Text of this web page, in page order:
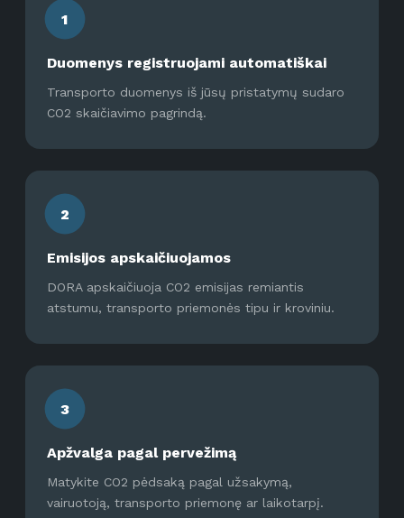
1
Duomenys registruojami automatiškai
Transporto duomenys iš jūsų pristatymų sudaro
CO2 skaičiavimo pagrindą.
2
Emisijos apskaičiuojamos
DORA apskaičiuoja CO2 emisijas remiantis
atstumu, transporto priemonės tipu ir kroviniu.
3
Apžvalga pagal pervežimą
Matykite CO2 pėdsaką pagal užsakymą,
vairuotoją, transporto priemonę ar laikotarpį.